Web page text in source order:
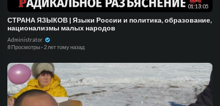
01:13:05
СТРАНА ЯЗЫКОВ | Языки России и политика, образование,
национализмы малых народов
Administrator
8 Просмотры · 2 лет тому назад